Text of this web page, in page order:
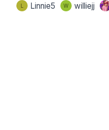
L Linnie5 W williejj